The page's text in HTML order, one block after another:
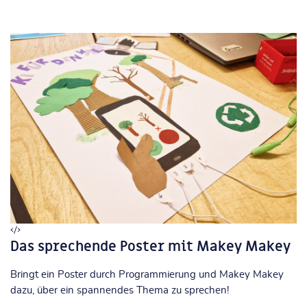
Das sprechende Poster mit Makey Makey
Bringt ein Poster durch Programmierung und Makey Makey
dazu, über ein spannendes Thema zu sprechen!